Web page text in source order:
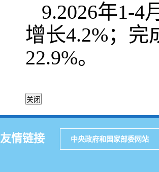
9.2026年1-4
增长4.2%；完
22.9%。
友情链接 中央政府和国家部委网站